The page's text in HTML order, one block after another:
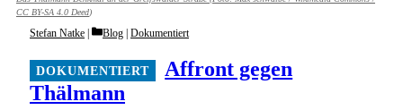
CC BY-SA 4.0 Deed)
Affront gegen
Thälmann
Stefan Natke Categories
Blog | Dokumentiert